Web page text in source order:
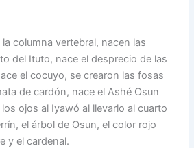
columna vertebral, nacen las
del Ituto, nace el desprecio de las
el cocuyo, se crearon las fosas
de cardón, nace el Ashé Osun
ojos al Iyawó al llevarlo al cuarto
el árbol de Osun, el color rojo
y el cardenal.